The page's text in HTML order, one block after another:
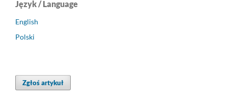
Język / Language
English
Polski
Zgłoś artykuł